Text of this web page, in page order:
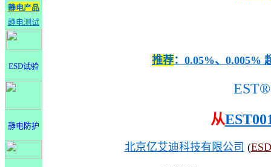
静电产品
静电测试
ESD试验
静电防护
推荐：0.05%、0.005%
EST®
从
北京亿艾迪科技有限公司 (